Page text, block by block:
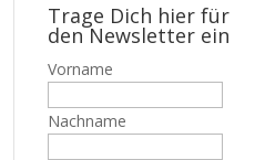
Trage Dich hier für
den Newsletter ein
Vorname
Nachname